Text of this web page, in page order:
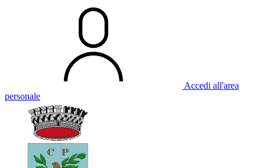
Accedi all'area
personale